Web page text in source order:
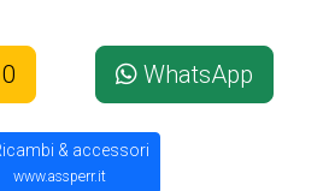
WhatsApp
& accessori
www.assperr.it